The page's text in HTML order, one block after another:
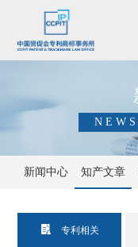
新闻中心 知产文章
 专利相关